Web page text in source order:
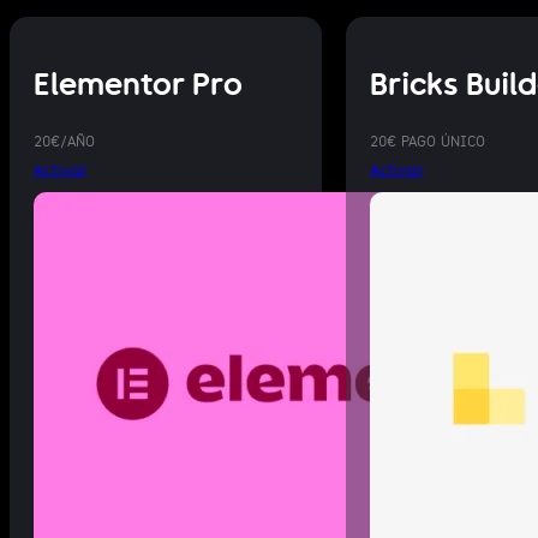
Elementor Pro
20€/AÑO
Activar
Bricks
20€ PAGO ÚNICO
Activar